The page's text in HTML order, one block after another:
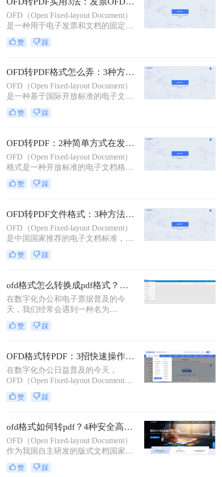
Document Format）格式因其广泛的兼
容性和强大的文档保护能力，仍然受
到广大用户的青睐。因此，将OFD转
换成PDF格式成为许多用户的迫切需
求。那么ofd怎样转换成pdf格式呢？
方法。
OFD（Open Fixed-layout Document）
是一种用于电子发票和文档的固定版
式文件格式，广泛应用于中国的政府
和企业中。然而，在实际使用中，有
PDF格式，以便于跨平台共享和编
辑。那么OFD怎么转成PDF呢？本文
将介绍三种实用的方法，帮助您轻松
完成OFD到PDF的转换。
赞 踩
OFD转PDF格式怎么弄：3种方法的详细操作步骤和参数设置！
OFD（Open Fixed-layout Document）
是一种基于国际开放标准的电子文件
格式，主要用于电子文档的存储和交
换。然而，在某些情况下，我们可能
便更好地与他人共享或进行编辑。那
么ofd转pdf格式怎么弄呢？本文将介
绍三种将OFD转换为PDF的方法。
赞 踩
OFD转PDF：2种简单方式在发票和合同上的转换差异！
OFD（Open Fixed-layout Document）
格式是一种开放标准的电子文档格
式，由中国国家标准化管理委员会制
定。在某些情况下，我们可能需要将
地与他人共享或进行后续处理。那么
ofd怎么转换成pdf呢？本文将介绍两
种将OFD转换为PDF的方法。
赞 踩
OFD转PDF文件格式：3种方法的操作门槛和格式兼容性对比！
OFD（Open Fixed-layout Document）
是中国国家推荐的电子文档标准，广
泛应用于电子发票、电子公文等领
域。将OFD文件转换为PDF格式是常
件中查看和编辑。那么ofd怎么转换
pdf文件格式呢？本文将详细介绍三种
将OFD文件转换为PDF的方法，帮助
您轻松应对各种需求。
赞 踩
ofd格式怎么转换成pdf格式？精选高效方法详解与实战指南！
在数字化办公和电子票据普及的今
天，我们经常会遇到一种名为
OFD（Open Fixed-layout Document）
格式的文件。它是由中国自主制定的
票、电子公文、电子证照等领域。然
而，由于其兼容性远不及PDF，在向
使用Adobe Acrobat Reader或其他国际
通用PDF阅读器的同事、客户或机构
分享文件时，转换OFD为PDF成为了
一个常见且必要的需求。那么ofd格式
赞 踩
OFD格式转PDF：3招快速操作的关键步骤和格式校验技巧！
在数字化办公日益普及的今天，
OFD（Open Fixed-layout Document）
作为我国的国家标准版式文档格式，
广泛应用于电子发票、公文等领域。
强的 .pdf 格式往往是首选。那么ofd格
式如何转换成pdf格式呢？本文为您梳
理了三种实用的专业转换方案，助您
轻松解决排版错乱、无法打开等痛
点。
赞 踩
ofd格式如何转pdf？4种安全高效实测方法（政务/财务专用指南）
OFD（Open Fixed-layout Document）
作为我国自主研发的版式文档国家标
准（GB/T 33190-2016），已全面应用
于政府公文、电子发票、招投标文件
赞 踩